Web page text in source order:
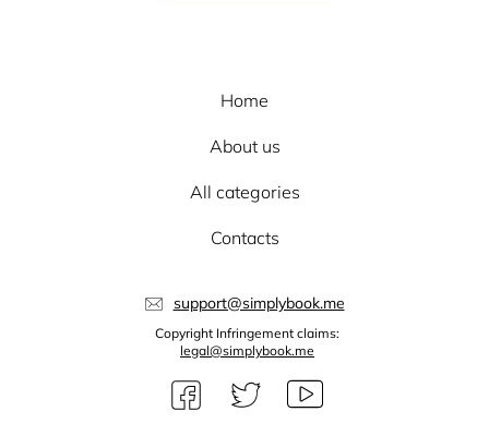
Home
About us
All categories
Contacts
support@simplybook.me
Copyright Infringement claims:
legal@simplybook.me